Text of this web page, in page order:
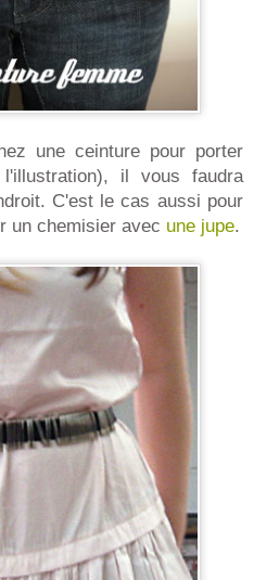
une ceinture pour porter
il vous faudra
C'est le cas aussi pour
un chemisier avec une jupe.